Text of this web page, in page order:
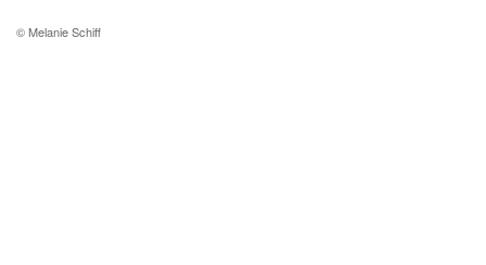
© Melanie Schiff